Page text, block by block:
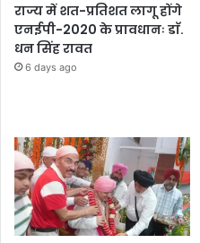
राज्य में शत-प्रतिशत लागू होंगे
एनईपी-2020 के प्रावधानः डाॅ.
धन सिंह रावत
6 days ago